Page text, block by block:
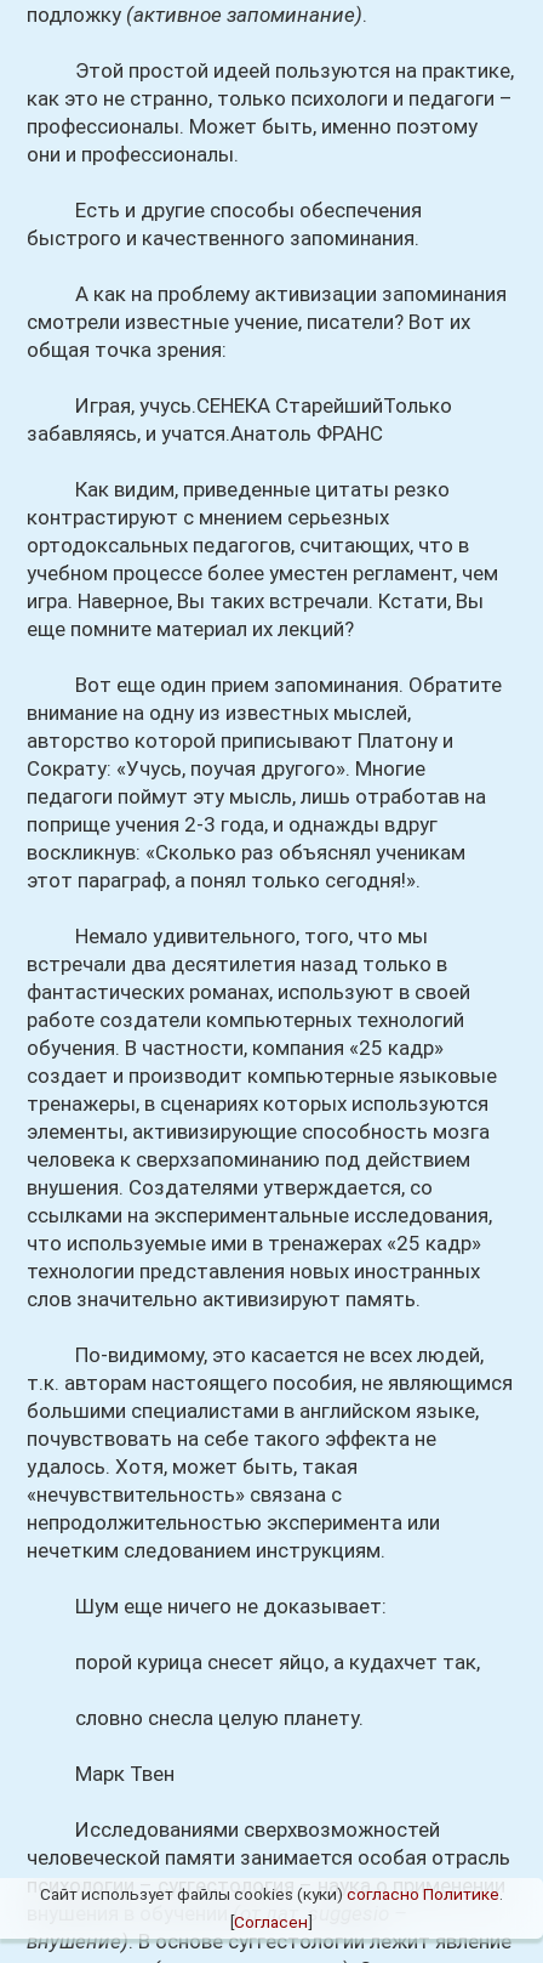
подложку (активное запоминание).
Этой простой идеей пользуются на практике,
как это не странно, только психологи и педагоги –
профессионалы. Может быть, именно поэтому
они и профессионалы.
Есть и другие способы обеспечения
быстрого и качественного запоминания.
А как на проблему активизации запоминания
смотрели известные учение, писатели? Вот их
общая точка зрения:
Играя, учусь.СЕНЕКА СтарейшийТолько
забавляясь, и учатся.Анатоль ФРАНС
Как видим, приведенные цитаты резко
контрастируют с мнением серьезных
ортодоксальных педагогов, считающих, что в
учебном процессе более уместен регламент, чем
игра. Наверное, Вы таких встречали. Кстати, Вы
еще помните материал их лекций?
Вот еще один прием запоминания. Обратите
внимание на одну из известных мыслей,
авторство которой приписывают Платону и
Сократу: «Учусь, поучая другого». Многие
педагоги поймут эту мысль, лишь отработав на
поприще учения 2-3 года, и однажды вдруг
воскликнув: «Сколько раз объяснял ученикам
этот параграф, а понял только сегодня!».
Немало удивительного, того, что мы
встречали два десятилетия назад только в
фантастических романах, используют в своей
работе создатели компьютерных технологий
обучения. В частности, компания «25 кадр»
создает и производит компьютерные языковые
тренажеры, в сценариях которых используются
элементы, активизирующие способность мозга
человека к сверхзапоминанию под действием
внушения. Создателями утверждается, со
ссылками на экспериментальные исследования,
что используемые ими в тренажерах «25 кадр»
технологии представления новых иностранных
слов значительно активизируют память.
По-видимому, это касается не всех людей,
т.к. авторам настоящего пособия, не являющимся
большими специалистами в английском языке,
почувствовать на себе такого эффекта не
удалось. Хотя, может быть, такая
«нечувствительность» связана с
непродолжительностью эксперимента или
нечетким следованием инструкциям.
Шум еще ничего не доказывает:
порой курица снесет яйцо, а кудахчет так,
словно снесла целую планету.
Марк Твен
Исследованиями сверхвозможностей
человеческой памяти занимается особая отрасль
психологии – суггестология – наука о применении
внушения в обучении(от лат. suggesio –
внушение). В основе суггестологии лежит явление
Сайт использует файлы cookies (куки) согласно Политике
[Согласен]